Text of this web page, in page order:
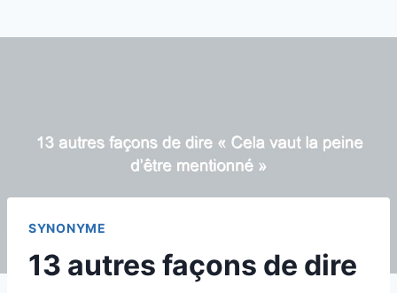
SYNONYME
13 autres façons de dire